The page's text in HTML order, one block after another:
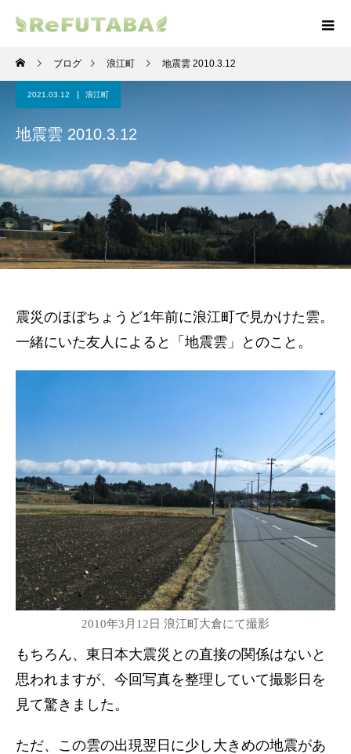
ブログ 浪江町 地震雲 2010.3.12
2021.03.12 浪江町
地震雲 2010.3.12
震災のほぼちょうど1年前に浪江町で見かけた雲。
一緒にいた友人によると「地震雲」とのこと。
2010年3月12日 浪江町大倉にて撮影
もちろん、東日本大震災との直接の関係はないと
思われますが、今回写真を整理していて撮影日を
見て驚きました。
ただ、この雲の出現翌日に少し大きめの地震があ